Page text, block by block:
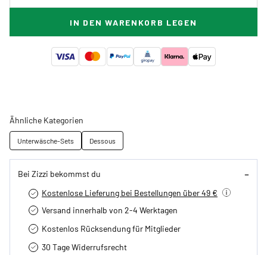
IN DEN WARENKORB LEGEN
Ähnliche Kategorien
Unterwäsche-Sets Dessous
Bei Zizzi bekommst du
Kostenlose Lieferung bei Bestellungen über 49 €
Versand innerhalb von 2-4 Werktagen
Kostenlos Rücksendung für Mitglieder
30 Tage Widerrufsrecht